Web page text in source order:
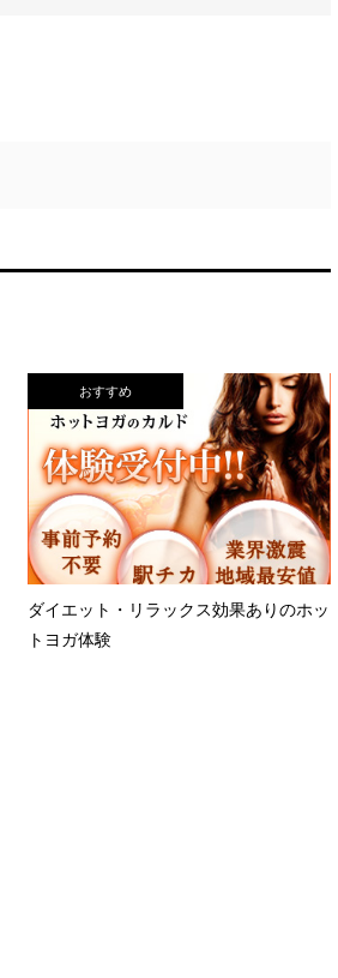
おすすめ
ダイエット・リラックス効果ありのホッ
トヨガ体験